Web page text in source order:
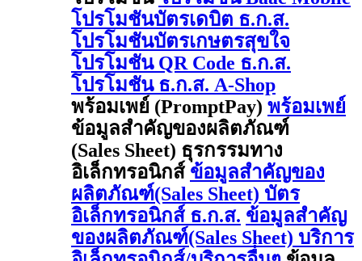
โปรโมชันบัตรเดบิต ธ.ก.ส.
โปรโมชันบัตรเกษตรสุขใจ
โปรโมชัน QR Code ธ.ก.ส.
โปรโมชัน ธ.ก.ส. A-Shop
พร้อมเพย์ (PromptPay) พร้อมเพย์
ข้อมูลสำคัญของผลิตภัณฑ์
(Sales Sheet) ธุรกรรมทาง
อิเล็กทรอนิกส์ ข้อมูลสำคัญของ
ผลิตภัณฑ์(Sales Sheet) บัตร
อิเล็กทรอนิกส์ ธ.ก.ส. ข้อมูลสำคัญ
ของผลิตภัณฑ์(Sales Sheet) บริการ